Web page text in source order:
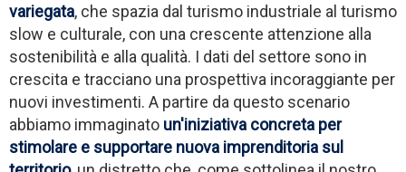
variegata, che spazia dal turismo industriale al turismo
slow e culturale, con una crescente attenzione alla
sostenibilità e alla qualità. I dati del settore sono in
crescita e tracciano una prospettiva incoraggiante per
nuovi investimenti. A partire da questo scenario
abbiamo immaginato un'iniziativa concreta per
stimolare e supportare nuova imprenditoria sul